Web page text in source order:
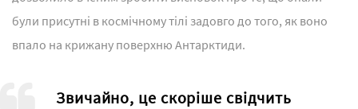
були присутні в космічному тілі задовго до того, як воно
впало на крижану поверхню Антарктиди.
Звичайно, це скоріше свідчить